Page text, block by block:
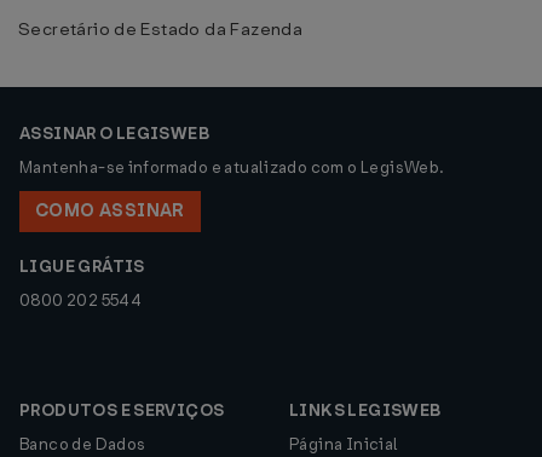
Secretário de Estado da Fazenda
ASSINAR O LEGISWEB
Mantenha-se informado e atualizado com o LegisWeb.
COMO ASSINAR
LIGUE GRÁTIS
0800 202 5544
PRODUTOS E SERVIÇOS
Banco de Dados
LINKS LEGISWEB
Página Inicial